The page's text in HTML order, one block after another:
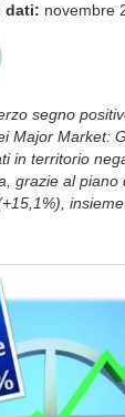
dati: novembre
segno
Major Market:
in territorio
grazie al